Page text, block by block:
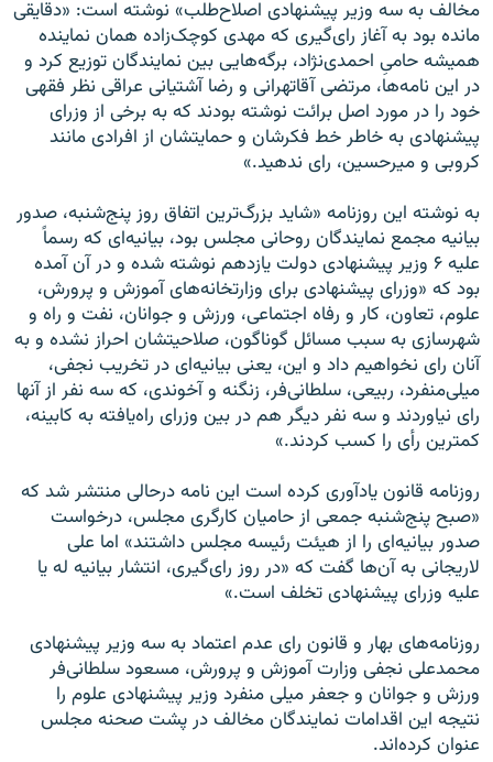
مخالف به سه وزیر پیشنهادی اصلاح‌طلب» نوشته است: «دقایقی
مانده بود به آغاز رای‌گیری که مهدی کوچک‌زاده همان نماینده
همیشه حامیِ احمدی‌نژاد، برگه‌هایی بین نمایندگان توزیع کرد و
در این نامه‌ها، مرتضی آقاتهرانی و رضا آشتیانی عراقی نظر فقهی
خود را در مورد اصل برائت نوشته بودند که به برخی از وزرای
پیشنهادی به خاطر خط فکرشان و حمایتشان از افرادی مانند
کروبی و میرحسین، رای ندهید.»
به نوشته این روزنامه «شاید بزرگ‌ترین اتفاق روز پنج‌شنبه، صدور
بیانیه مجمع نمایندگان روحانی مجلس بود، بیانیه‌ای که رسماً
علیه ۶ وزیر پیشنهادی دولت یازدهم نوشته شده و در آن آمده
بود که «وزرای پیشنهادی برای وزارتخانه‌های آموزش و پرورش،
علوم، تعاون، کار و رفاه اجتماعی، ورزش و جوانان، نفت و راه و
شهرسازی به سبب مسائل گوناگون، صلاحیتشان احراز نشده و به
آنان رای نخواهیم داد و این، یعنی بیانیه‌ای در تخریب نجفی،
میلی‌منفرد، ربیعی، سلطانی‌فر، زنگنه و آخوندی، که سه نفر از آنها
رای نیاوردند و سه نفر دیگر هم در بین وزرای راه‌یافته به کابینه،
کمترین رأی را کسب کردند.»
روزنامه قانون یادآوری کرده است این نامه درحالی منتشر شد که
«صبح پنج‌شنبه جمعی از حامیان کارگری مجلس، درخواست
صدور بیانیه‌ای را از هیئت رئیسه مجلس داشتند» اما علی
لاریجانی به آن‌ها گفت که «در روز رای‌گیری، انتشار بیانیه له یا
علیه وزرای پیشنهادی تخلف است.»
روزنامه‌های بهار و قانون رای عدم اعتماد به سه وزیر پیشنهادی
محمدعلی نجفی وزارت آموزش و پرورش، مسعود سلطانی‌فر
ورزش و جوانان و جعفر میلی منفرد وزیر پیشنهادی علوم را
نتیجه این اقدامات نمایندگان مخالف در پشت صحنه مجلس
عنوان کرده‌اند.